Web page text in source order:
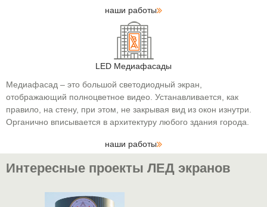
наши работы
LED Медиафасады
Медиафасад – это большой светодиодный экран,
отображающий полноцветное видео. Устанавливается, как
правило, на стену, при этом, не закрывая вид из окон изнутри.
Органично вписывается в архитектуру любого здания города.
наши работы
Интересные проекты ЛЕД экранов